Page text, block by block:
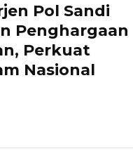
Pol Sandi
Penghargaan
Perkuat
Nasional